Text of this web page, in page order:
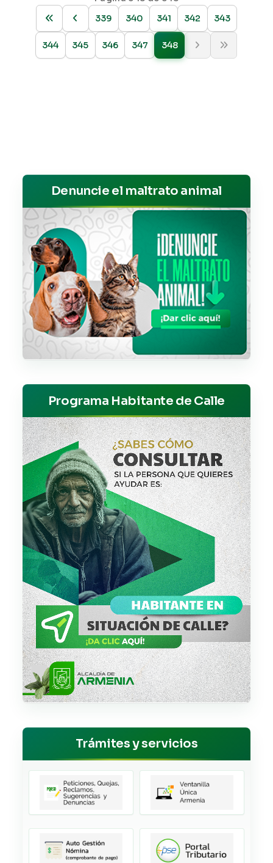
339
340 341 342 343
344 345 346 347 348
Denuncie el maltrato animal
Programa Habitante de Calle
Trámites y servicios